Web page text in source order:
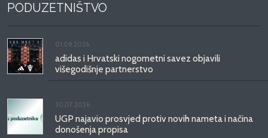
PODUZETNIŠTVO
01.08.2026.
adidas i Hrvatski nogometni savez objavili
višegodišnje partnerstvo
30.07.2026.
UGP najavio prosvjed protiv novih nameta i načina
donošenja propisa